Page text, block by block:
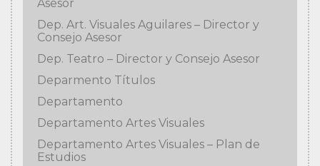
Asesor
Dep. Art. Visuales Aguilares – Director y
Consejo Asesor
Dep. Teatro – Director y Consejo Asesor
Deparmento Títulos
Departamento
Departamento Artes Visuales
Departamento Artes Visuales – Plan de
Estudios